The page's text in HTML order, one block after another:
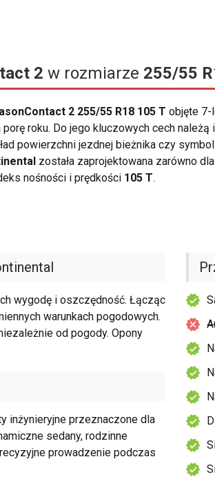
2 w rozmiarze 255/55
2 255/55 R18 105 T objęte 7-
roku. Do jego kluczowych cech
powierzchni jezdnej bieżnika czy
została zaprojektowana zarówno
nośności i prędkości 105 T.
wygodę i oszczędność. Łącząc
warunkach pogodowych.
od pogody. Opony
inżynieryjne przeznaczone dla
sedany, rodzinne
prowadzenie podczas